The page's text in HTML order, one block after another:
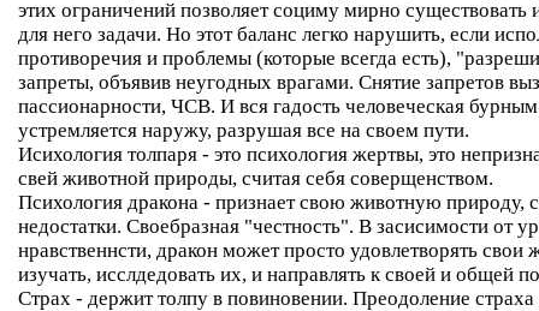
этих ограничений позволяет социму мирно
для него задачи. Но этот баланс легко нарушить, если
противоречия и проблемы (которые всегда есть),
запреты, объявив неугодных врагами. Снятие запретов
пассионарности, ЧСВ. И вся гадость человеческая
устремляется наружу, разрушая все на своем пути.
Исихология толпаря - это психология жертвы, это
свей животной природы, считая себя соверщенством.
Психология дракона - признает свою животную природу,
недостатки. Своебразная "честность". В засисимости от
нравственнсти, дракон может просто удовлетворять свои
изучать, исслдедовать их, и направлять к своей и общей
Страх - держит толпу в повиновении. Преодоление страха